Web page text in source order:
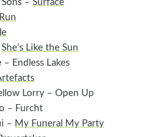
Sons –Surface
Run
She’s Like the Sun
– Endless Lakes
Lorry – Open Up
– Furcht
– My Funeral My Party